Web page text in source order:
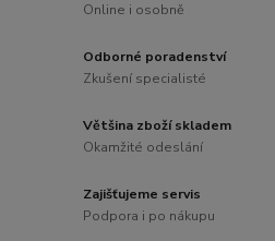
Online i osobně
Odborné poradenství
Zkušení specialisté
Většina zboží skladem
Okamžité odeslání
Zajišťujeme servis
Podpora i po nákupu